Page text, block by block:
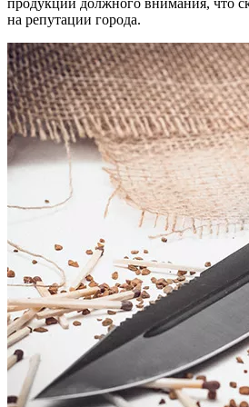
Ножи от ИП Семина — это
высокие показатели надежности и
художественное оформление.
в лучших традициях Ворсмы —
В России есть несколько регионов, в
присутствует ножевой промысел.
Нижегородская область, где
с XVII века здесь производились
приспособления, ножи-медорезки,
и бердыши.
Сегодня в Ворсме работает большое
специализирующихся на
инструментов — некоторые из них не
продукции должного внимания, что
на репутации города.